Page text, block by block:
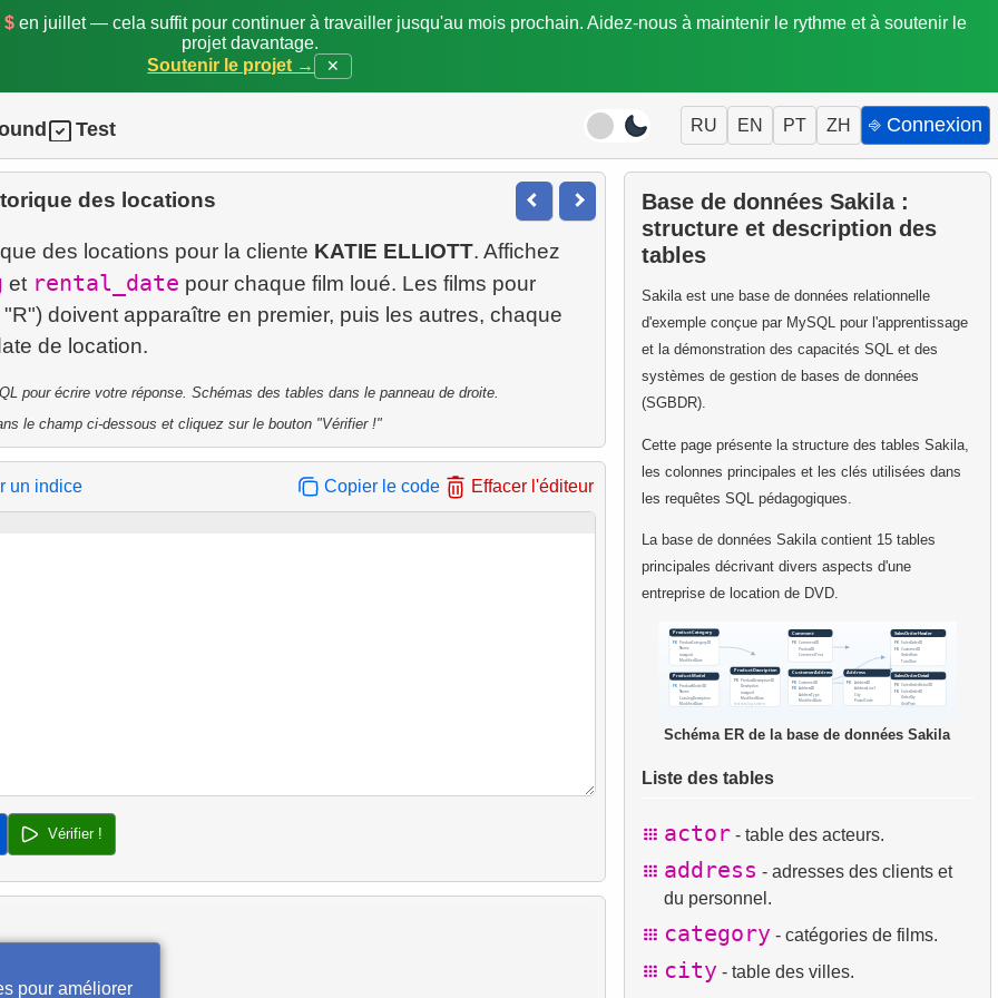
$en juillet — cela suffit pour continuer à travailler jusqu'au mois prochain. Aidez-nous à maintenir le rythme et à soutenir le
projet davantage.
Soutenir le projet →
✕
Test RU EN PT ZH ⎆ Connexion
des locations
des locations pour la cliente KATIE ELLIOTT. Affichez
et rental_date pour chaque film loué. Les films pour
doivent apparaître en premier, puis les autres, chaque
pour écrire votre réponse. Schémas des tables dans le panneau de droite.
le champ ci-dessous et cliquez sur le bouton "Vérifier !"
un indice Copier le code Effacer l'éditeur
Vérifier !
Base de données Sakila :
structure et description des
tables
Sakila est une base de données relationnelle
d'exemple conçue par MySQL pour l'apprentissage
et la démonstration des capacités SQL et des
systèmes de gestion de bases de données
(SGBDR).
Cette page présente la structure des tables Sakila,
les colonnes principales et les clés utilisées dans
les requêtes SQL pédagogiques.
La base de données Sakila contient 15 tables
principales décrivant divers aspects d'une
entreprise de location de DVD.
Schéma ER de la base de données Sakila
Liste des tables
actor - table des acteurs.
address - adresses des clients et
du personnel.
category - catégories de films.
city - table des villes.
pour améliorer